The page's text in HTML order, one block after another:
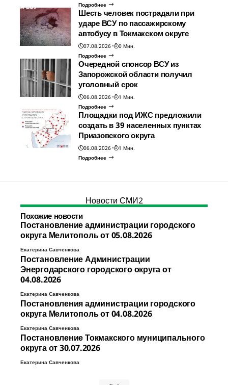
Подробнее
Шесть человек пострадали при
ударе ВСУ по пассажирскому
автобусу в Токмакском округе
07.08.2026
0 Мин.
Подробнее
Очередной спонсор ВСУ из
Запорожской области получил
уголовный срок
06.08.2026
1 Мин.
Подробнее
Площадки под ИЖС предложили
создать в 39 населенных пунктах
Приазовского округа
06.08.2026
1 Мин.
Подробнее
Новости СМИ2
Похожие новости
Постановление администрации городского
округа Мелитополь от 05.08.2026
Екатерина Савченкова
Постановление Администрации
Энергодарского городского округа от
04.08.2026
Екатерина Савченкова
Постановления администрации городского
округа Мелитополь от 04.08.2026
Екатерина Савченкова
Постановление Токмакского муниципального
округа от 30.07.2026
Екатерина Савченкова